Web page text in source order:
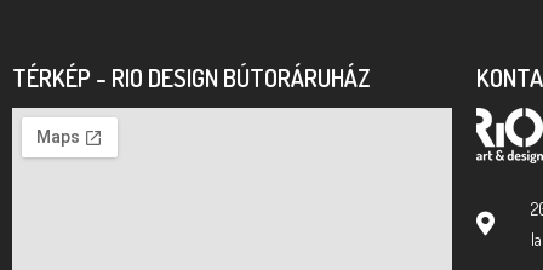
TÉRKÉP - RIO DESIGN BÚTORÁRUHÁZ